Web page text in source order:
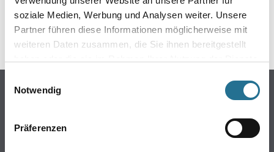
soziale Medien, Werbung und Analysen weiter. Unsere
Partner führen diese Informationen möglicherweise mit
weiteren Daten zusammen, die Sie ihnen bereitgestellt
Notwendig
Präferenzen
GEFAHRENHINWEISE
SPEZIFIKATIONEN
Online-Shop
WDV-Systeme